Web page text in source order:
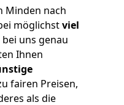
Minden nach
möglichstviel
uns genau
Ihnen
fairen Preisen,
als die